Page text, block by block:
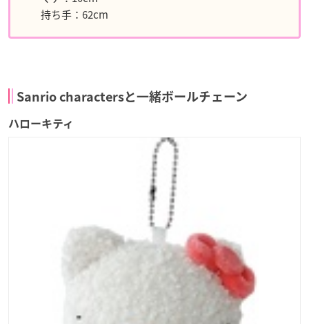
持ち手：62cm
Sanrio charactersと一緒ボールチェーン
ハローキティ